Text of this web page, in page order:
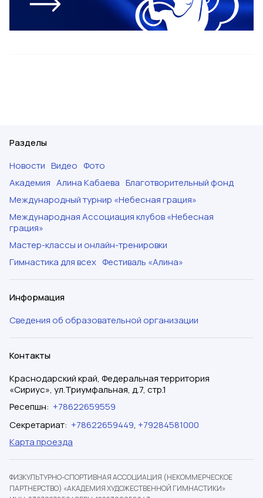
Разделы
Новости Видео Фото
Академия Алина Кабаева Благотворительный фонд
Международный турнир «Небесная грация»
Международная Ассоциация клубов «Небесная
грация»
Мастер-классы и онлайн-тренировки
Гимнастика для всех Фестиваль «Алина»
Информация
Сведения об образовательной организации
Контакты
Краснодарский край, Федеральная территория
«Сириус», ул.Триумфальная, д.7, стр.1
Ресепшн: +78622659559
Секретариат: +78622659449, +79284581000
Карта проезда
ФИЗКУЛЬТУРНО-СПОРТИВНАЯ АССОЦИАЦИЯ (НЕКОММЕРЧЕСКОЕ
ПАРТНЕРСТВО) «АКАДЕМИЯ ХУДОЖЕСТВЕННОЙ ГИМНАСТИКИ»